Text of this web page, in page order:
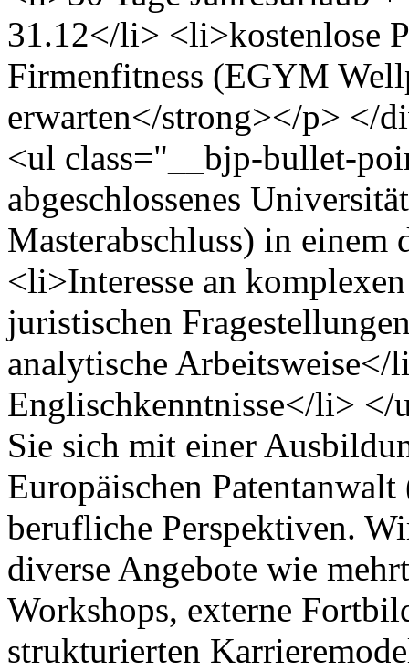
31.12</li> <li>kostenlose
Firmenfitness (EGYM
erwarten</strong></p> </
<ul class="__bjp-bullet-
abgeschlossenes
Masterabschluss) in einem
<li>Interesse an
juristischen
analytische
Englischkenntnisse</li>
Sie sich mit einer
Europäischen
berufliche Perspektiven.
diverse Angebote wie
Workshops, externe
strukturierten